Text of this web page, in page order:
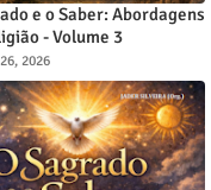
e o Saber: Abordagens
- Volume 3
2026